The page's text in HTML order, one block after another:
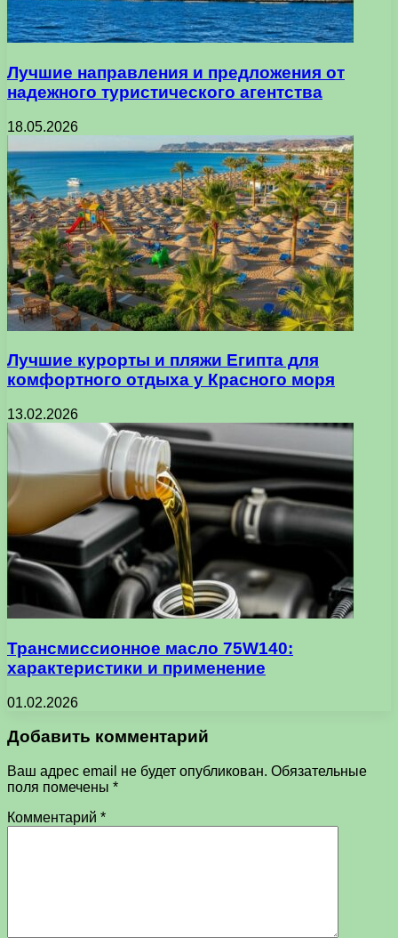
Лучшие направления и предложения от
надежного туристического агентства
18.05.2026
Лучшие курорты и пляжи Египта для
комфортного отдыха у Красного моря
13.02.2026
Трансмиссионное масло 75W140:
характеристики и применение
01.02.2026
Добавить комментарий
Ваш адрес email не будет опубликован. Обязательные
поля помечены *
Комментарий *